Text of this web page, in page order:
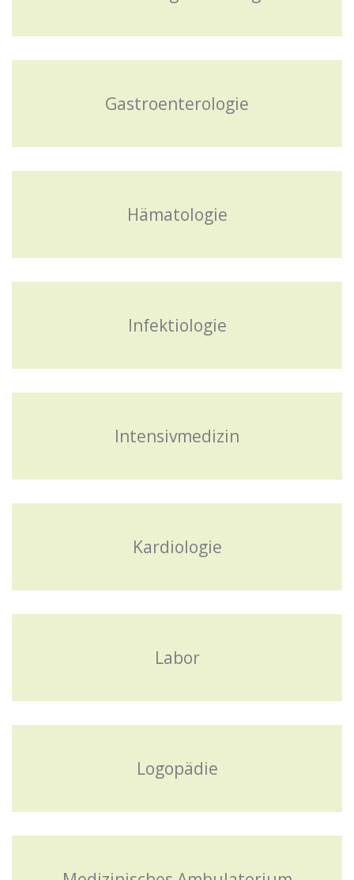
Gastroenterologie
Hämatologie
Infektiologie
Intensivmedizin
Kardiologie
Labor
Logopädie